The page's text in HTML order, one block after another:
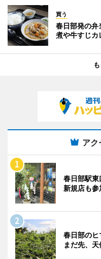
買う
春日部発の
煮や牛すじカ
アク
春日部駅
新規店も参
春日部の
まだ先、